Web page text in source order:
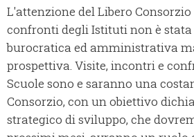
L'attenzione del Libero
confronti degli Istituti non è stata
burocratica ed amministrativa
prospettiva. Visite, incontri e
Scuole sono e saranno una
Consorzio, con un obiettivo
strategico di sviluppo, che